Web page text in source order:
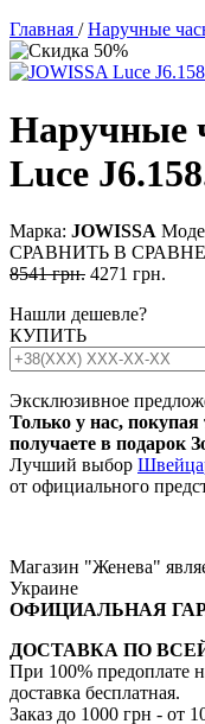
Главная /Наручные
Наручные
Luce
Марка: JOWISSA
СРАВНИТЬ В
8541 грн. 4271 грн.
Нашли дешевле?
КУПИТЬ
Эксклюзивное
Только у нас,
получаете в подарок
Лучший выбор
от официального
Магазин "Женева"
Украине
ОФИЦИАЛЬНАЯ
ДОСТАВКА ПО
При 100% предоплате
доставка бесплатная.
Заказ до 1000 грн - от